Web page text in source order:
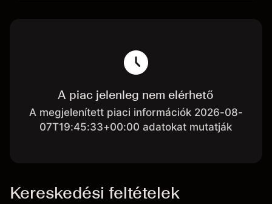
A piac jelenleg nem elérhető
A megjelenített piaci információk 2026-08-
07T19:45:33+00:00 adatokat mutatják
Kereskedési feltételek